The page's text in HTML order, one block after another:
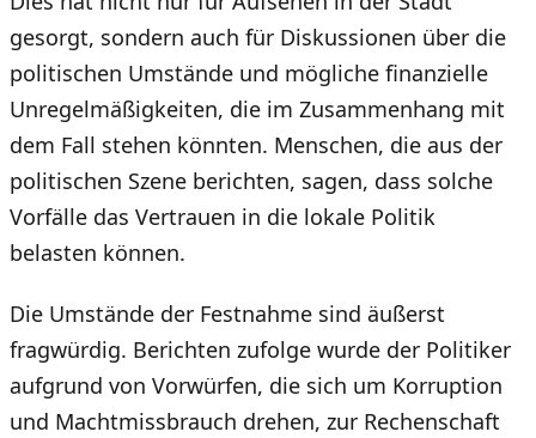
gesorgt, sondern auch für Diskussionen über die
politischen Umstände und mögliche finanzielle
Unregelmäßigkeiten, die im Zusammenhang mit
dem Fall stehen könnten. Menschen, die aus der
politischen Szene berichten, sagen, dass solche
Vorfälle das Vertrauen in die lokale Politik
belasten können.
Die Umstände der Festnahme sind äußerst
fragwürdig. Berichten zufolge wurde der Politiker
aufgrund von Vorwürfen, die sich um Korruption
und Machtmissbrauch drehen, zur Rechenschaft